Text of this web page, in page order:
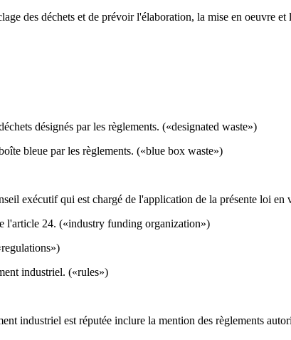
des déchets et de prévoir l'élaboration, la mise en oeuvre
désignés par les règlements. («designated waste»)
bleue par les règlements. («blue box waste»)
exécutif qui est chargé de l'application de la présente loi en
l'article 24. («industry funding organization»)
industriel. («rules»)
industriel est réputée inclure la mention des règlements